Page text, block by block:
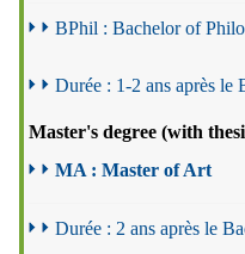
BPhil : Bachelor of
Durée : 1-2 ans après le
Master's degree (with
MA : Master of Art
Durée : 2 ans après le